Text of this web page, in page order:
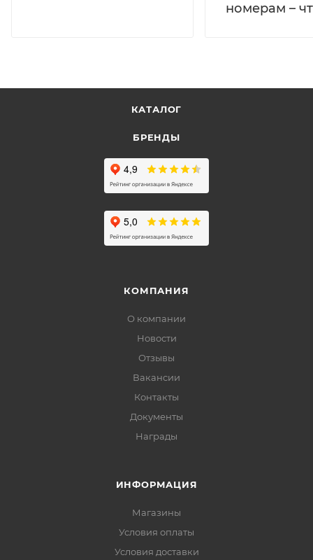
номерам –
КАТАЛОГ
БРЕНДЫ
КОМПАНИЯ
О компании
Новости
Отзывы
Вакансии
Контакты
Документы
Награды
ИНФОРМАЦИЯ
Магазины
Условия оплаты
Условия доставки